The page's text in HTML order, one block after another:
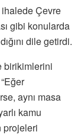
Çevre
gibi konularda
dile getirdi.
birikimlerini
aynı masa
kamu
projeleri